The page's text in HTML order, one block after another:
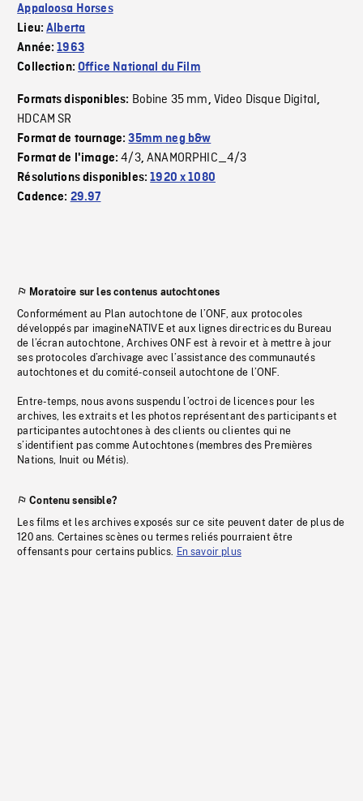
Appaloosa Horses
Lieu:Alberta
Année:1963
Collection:Office National du Film
Formats disponibles: Bobine 35 mm, Video Disque Digital,
HDCAM SR
Format de tournage:35mm neg b&w
Format de l'image:4/3,ANAMORPHIC_4/3
Résolutions disponibles:1920 x 1080
Cadence: 29.97
Moratoire sur les contenus autochtones
Conformément au Plan autochtone de l’ONF, aux protocoles
développés par imagineNATIVE et aux lignes directrices du Bureau
de l’écran autochtone, Archives ONF est à revoir et à mettre à jour
ses protocoles d’archivage avec l’assistance des communautés
autochtones et du comité-conseil autochtone de l’ONF.
Entre-temps, nous avons suspendu l’octroi de licences pour les
archives, les extraits et les photos représentant des participants et
participantes autochtones à des clients ou clientes qui ne
s’identifient pas comme Autochtones (membres des Premières
Nations, Inuit ou Métis).
Contenu sensible?
Les films et les archives exposés sur ce site peuvent dater de plus de
120 ans. Certaines scènes ou termes reliés pourraient être
offensants pour certains publics. En savoir plus